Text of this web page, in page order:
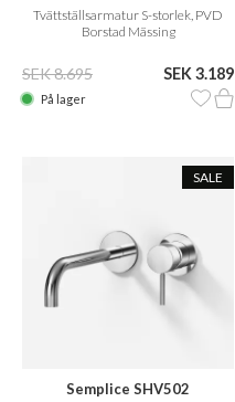
Tvättställsarmatur S-storlek, PVD
Borstad Mässing
SEK 8.695 SEK 3.189
På lager
SALE
Semplice SHV502